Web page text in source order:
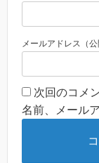
メールアドレス（公
次回のコメ
名前、メール